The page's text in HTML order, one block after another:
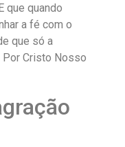
que quando
a fé com o
que só a
Por Cristo Nosso